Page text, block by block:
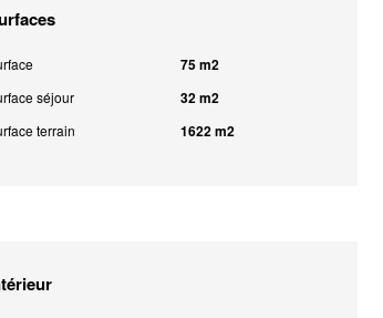
75 m2
séjour 32 m2
terrain 1622 m2